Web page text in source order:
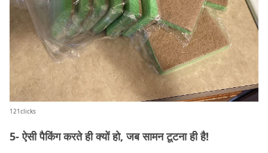
121clicks
5- ऐसी पैकिंग करते ही क्यों हो, जब सामन टूटना ही है!